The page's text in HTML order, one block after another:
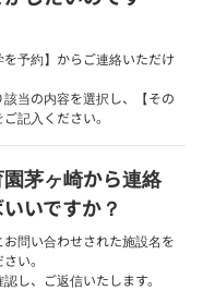
予約】からご連絡いただけ
当の内容を選択し、【その
記入ください。
茅ヶ崎から連絡
いですか？
問い合わせされた施設名を
い。
し、ご返信いたします。